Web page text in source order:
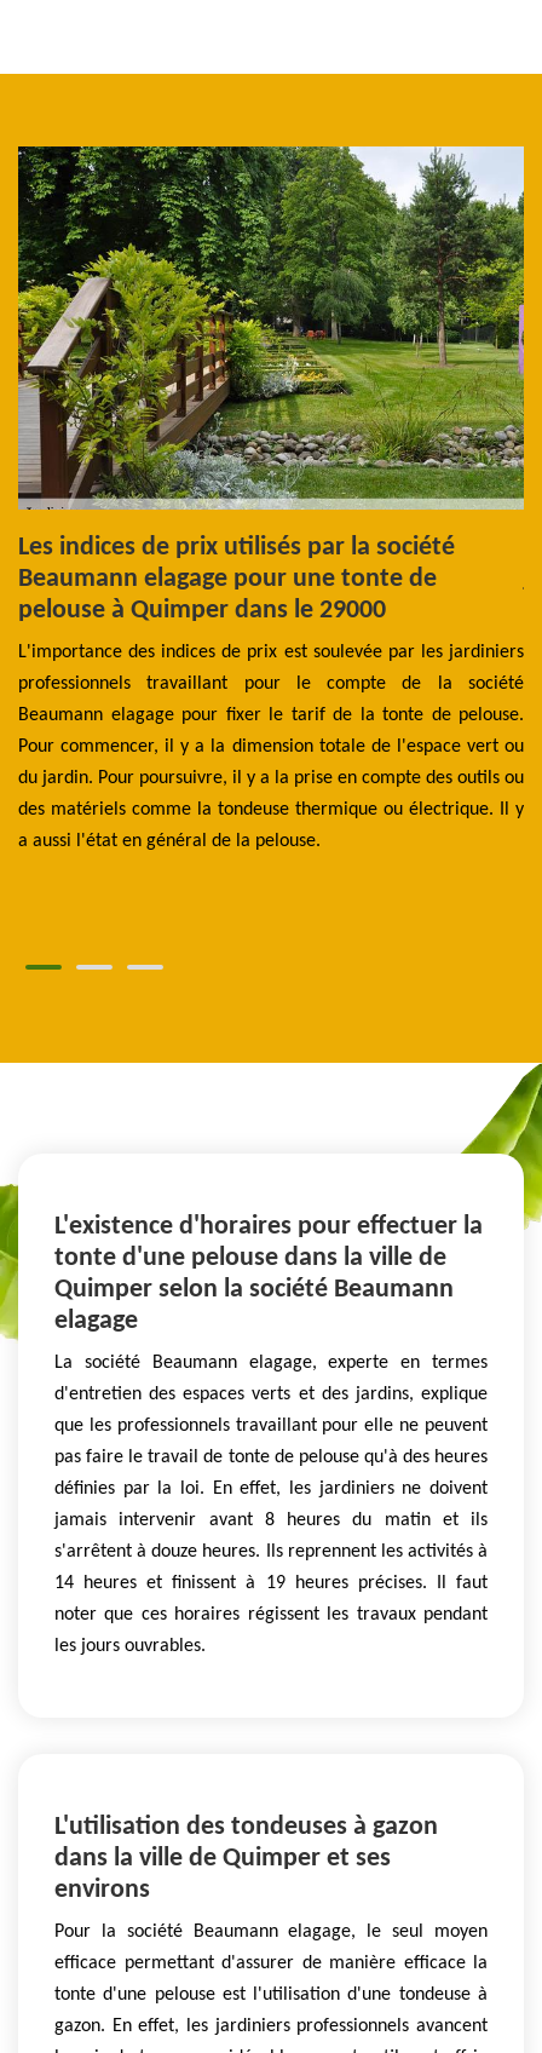
Les indices de prix utilisés par la société
Beaumann elagage pour une tonte de
pelouse à Quimper dans le 29000
L'importance des indices de prix est soulevée par les jardiniers
professionnels travaillant pour le compte de la société
Beaumann elagage pour fixer le tarif de la tonte de pelouse.
Pour commencer, il y a la dimension totale de l'espace vert ou
du jardin. Pour poursuivre, il y a la prise en compte des outils ou
des matériels comme la tondeuse thermique ou électrique. Il y
a aussi l'état en général de la pelouse.
L'existence d'horaires pour effectuer la
tonte d'une pelouse dans la ville de
Quimper selon la société Beaumann
elagage
La société Beaumann elagage, experte en termes
d'entretien des espaces verts et des jardins, explique
que les professionnels travaillant pour elle ne peuvent
pas faire le travail de tonte de pelouse qu'à des heures
définies par la loi. En effet, les jardiniers ne doivent
jamais intervenir avant 8 heures du matin et ils
s'arrêtent à douze heures. Ils reprennent les activités à
14 heures et finissent à 19 heures précises. Il faut
noter que ces horaires régissent les travaux pendant
les jours ouvrables.
L'utilisation des tondeuses à gazon
dans la ville de Quimper et ses
environs
Pour la société Beaumann elagage, le seul moyen
efficace permettant d'assurer de manière efficace la
tonte d'une pelouse est l'utilisation d'une tondeuse à
gazon. En effet, les jardiniers professionnels avancent